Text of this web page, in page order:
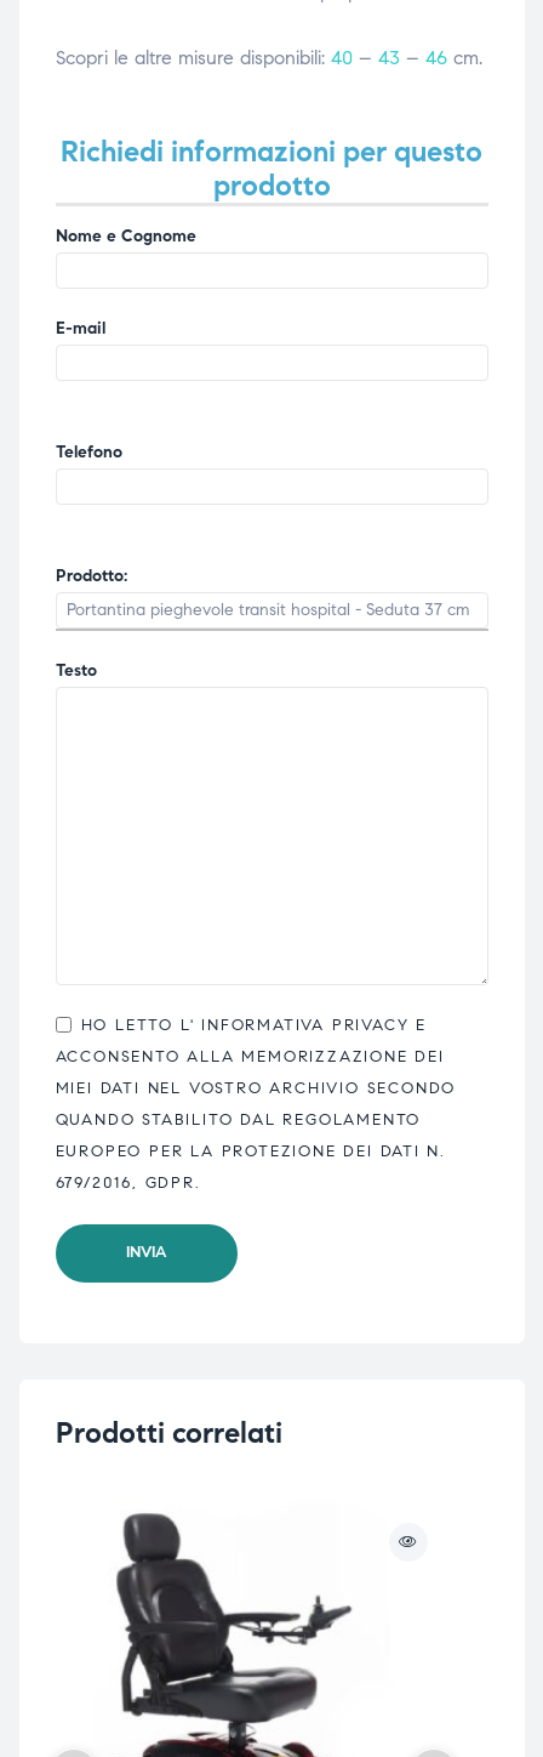
Scopri le altre misure disponibili: 40– 43 – 46cm.
Richiedi informazioni per questo
prodotto
Nome e Cognome
E-mail
Telefono
Prodotto:
Testo
HO LETTO L' INFORMATIVA PRIVACY E
ACCONSENTO ALLA MEMORIZZAZIONE DEI
MIEI DATI NEL VOSTRO ARCHIVIO SECONDO
QUANDO STABILITO DAL REGOLAMENTO
EUROPEO PER LA PROTEZIONE DEI DATI N.
679/2016, GDPR.
Prodotti correlati